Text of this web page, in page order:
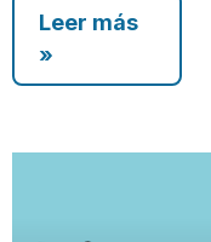
Leer más
»